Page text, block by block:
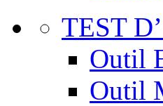
TEST
Outil
Outil